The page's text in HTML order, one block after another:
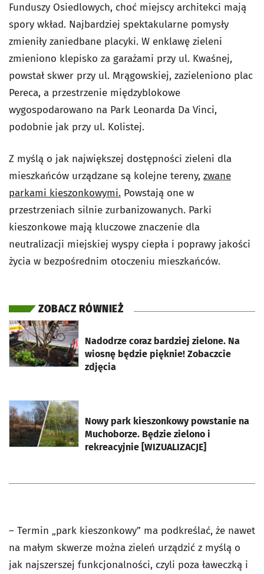
Funduszy Osiedlowych, choć miejscy architekci mają
spory wkład. Najbardziej spektakularne pomysły
zmieniły zaniedbane placyki. W enklawę zieleni
zmieniono klepisko za garażami przy ul. Kwaśnej,
powstał skwer przy ul. Mrągowskiej, zazieleniono plac
Pereca, a przestrzenie międzyblokowe
wygospodarowano na Park Leonarda Da Vinci,
podobnie jak przy ul. Kolistej.
Z myślą o jak największej dostępności zieleni dla
mieszkańców urządzane są kolejne tereny, zwane
parkami kieszonkowymi. Powstają one w
przestrzeniach silnie zurbanizowanych. Parki
kieszonkowe mają kluczowe znaczenie dla
neutralizacji miejskiej wyspy ciepła i poprawy jakości
życia w bezpośrednim otoczeniu mieszkańców.
ZOBACZ RÓWNIEŻ
Nadodrze coraz bardziej zielone. Na
wiosnę będzie pięknie! Zobaczcie
zdjęcia
otworzy się w nowej karcie
Nowy park kieszonkowy powstanie na
Muchoborze. Będzie zielono i
rekreacyjnie [WIZUALIZACJE]
otworzy się w nowej karcie
– Termin „park kieszonkowy” ma podkreślać, że nawet
na małym skwerze można zieleń urządzić z myślą o
jak najszerszej funkcjonalności, czyli poza ławeczką i